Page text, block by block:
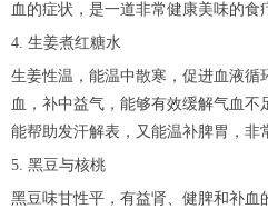
血的症状，是一道非常健康美味的食
4. 生姜煮红糖水
生姜性温，能温中散寒，促进血液循
血，补中益气，能够有效缓解气血
能帮助发汗解表，又能温补脾胃，非
5. 黑豆与核桃
黑豆味甘性平，有益肾、健脾和补血